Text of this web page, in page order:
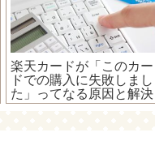
楽天カードが「このカー
ドでの購入に失敗しまし
た」ってなる原因と解決
方法！カードが使えなか